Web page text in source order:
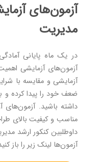
آزمون‌های
مدیریت
در یک ماه پایانی
آزمون‌های آزمایشی
آزمایشی و مقایسه با
ضعف خود را پیدا کرده و
داشته باشید. آزمون‌های
مناسب و کیفیت بالای
داوطلبین کنکور ارشد
آزمون‌ها لینک زیر را باز